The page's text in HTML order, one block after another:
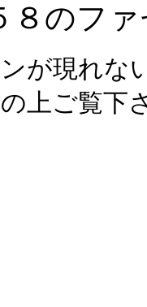
８のフ
が現れな
上ご覧下